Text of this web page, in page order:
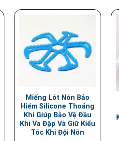
Miếng Lót Nón Bảo
Hiểm Silicone Thoáng
Khí Giúp Bảo Vệ Đầu
Khi Va Đập Và Giữ Kiểu
Tóc Khi Đội Nón